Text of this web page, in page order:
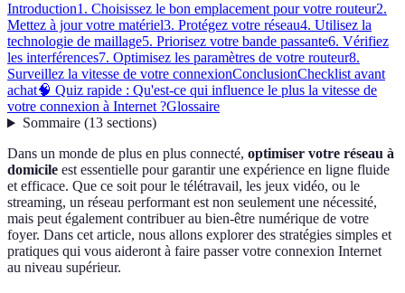
Introduction1. Choisissez le bon emplacement pour votre routeur2.
Mettez à jour votre matériel3. Protégez votre réseau4. Utilisez la
technologie de maillage5. Priorisez votre bande passante6. Vérifiez
les interférences7. Optimisez les paramètres de votre routeur8.
Surveillez la vitesse de votre connexionConclusionChecklist avant
achat🧠 Quiz rapide : Qu'est-ce qui influence le plus la vitesse de
votre connexion à Internet ?Glossaire
Sommaire(13 sections)
Dans un monde de plus en plus connecté, optimiser votre réseau à
domicile est essentielle pour garantir une expérience en ligne fluide
et efficace. Que ce soit pour le télétravail, les jeux vidéo, ou le
streaming, un réseau performant est non seulement une nécessité,
mais peut également contribuer au bien-être numérique de votre
foyer. Dans cet article, nous allons explorer des stratégies simples et
pratiques qui vous aideront à faire passer votre connexion Internet
au niveau supérieur.